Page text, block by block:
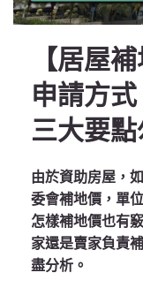
【居屋
申請方式
三大要點
由於資助房屋，
委會補地價，單
怎樣補地價也有
家還是賣家負責
盡分析。